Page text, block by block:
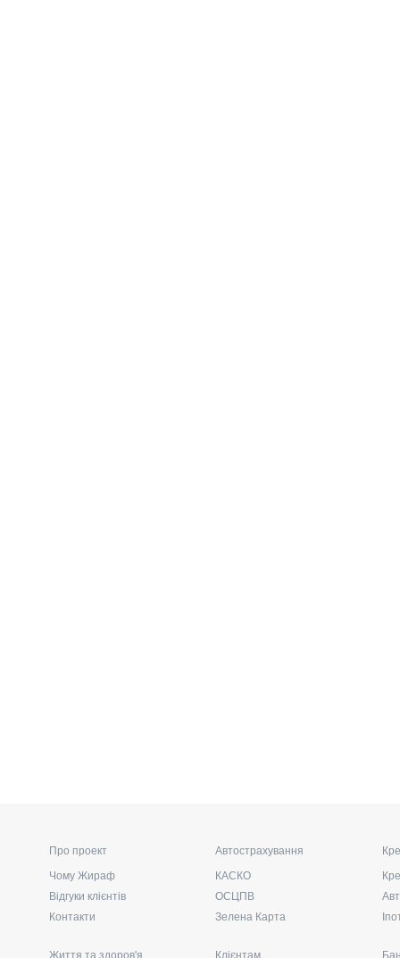
Про проект
Чому Жираф
Відгуки клієнтів
Контакти
Автострахування
КАСКО
ОСЦПВ
Зелена Карта
Життя та здоров'я Клієнтам